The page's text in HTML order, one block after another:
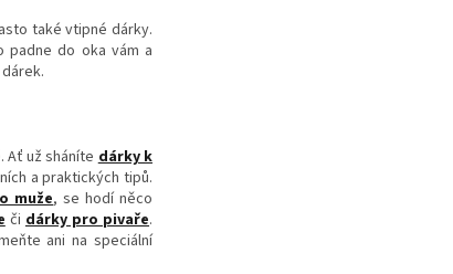
také vtipné dárky.
do oka vám a
Ať už sháníte dárky k
a praktických tipů.
muže, se hodí něco
či dárky pro pivaře.
ani na speciální